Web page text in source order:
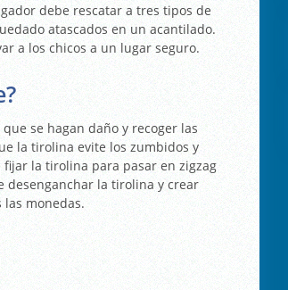
debe rescatar a tres tipos de
atascados en un acantilado.
a los chicos a un lugar seguro.
se hagan daño y recoger las
la tirolina evite los zumbidos y
la tirolina para pasar en zigzag
desenganchar la tirolina y crear
monedas.